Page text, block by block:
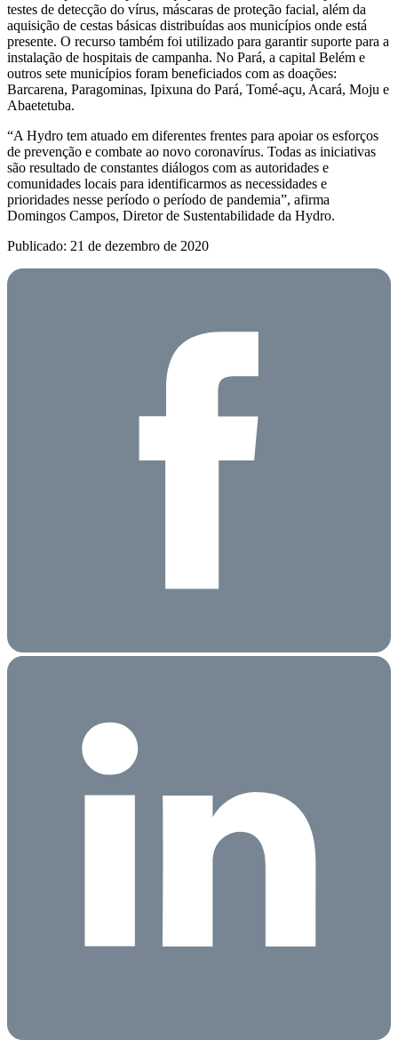
testes de detecção do vírus, máscaras de proteção facial, além da
aquisição de cestas básicas distribuídas aos municípios onde está
presente. O recurso também foi utilizado para garantir suporte para a
instalação de hospitais de campanha. No Pará, a capital Belém e
outros sete municípios foram beneficiados com as doações:
Barcarena, Paragominas, Ipixuna do Pará, Tomé-açu, Acará, Moju e
Abaetetuba.
“A Hydro tem atuado em diferentes frentes para apoiar os esforços
de prevenção e combate ao novo coronavírus. Todas as iniciativas
são resultado de constantes diálogos com as autoridades e
comunidades locais para identificarmos as necessidades e
prioridades nesse período o período de pandemia”, afirma
Domingos Campos, Diretor de Sustentabilidade da Hydro.
Publicado: 21 de dezembro de 2020